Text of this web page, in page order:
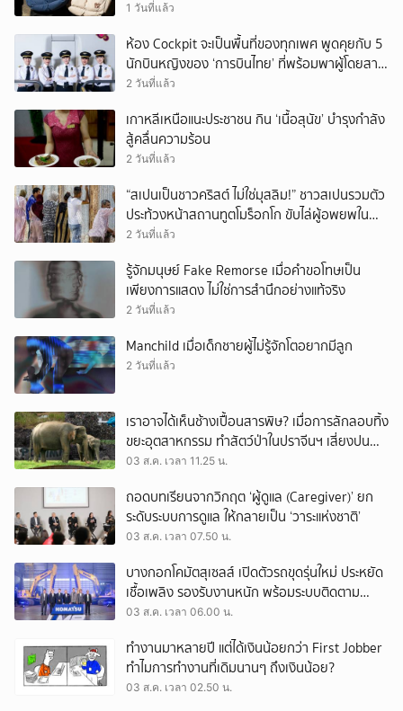
1 วันที่แล้ว
ห้อง Cockpit จะเป็นพื้นที่ของทุกเพศ พูดคุยกับ 5
นักบินหญิงของ ‘การบินไทย’ ที่พร้อมพาผู้โดยสาร
บินไปทั่วโลก
2 วันที่แล้ว
เกาหลีเหนือแนะประชาชน กิน ‘เนื้อสุนัข’ บำรุงกำลัง
สู้คลื่นความร้อน
2 วันที่แล้ว
“สเปนเป็นชาวคริสต์ ไม่ใช่มุสลิม!” ชาวสเปนรวมตัว
ประท้วงหน้าสถานทูตโมร็อกโก ขับไล่ผู้อพยพใน
เมืองเซวตาออกนอกประเทศ
2 วันที่แล้ว
รู้จักมนุษย์ Fake Remorse เมื่อคำขอโทษเป็น
เพียงการแสดง ไม่ใช่การสำนึกอย่างแท้จริง
2 วันที่แล้ว
Manchild เมื่อเด็กชายผู้ไม่รู้จักโตอยากมีลูก
2 วันที่แล้ว
เราอาจได้เห็นช้างเปื้อนสารพิษ? เมื่อการลักลอบทิ้ง
ขยะอุตสาหกรรม ทำสัตว์ป่าในปราจีนฯ เสี่ยงปน
เปื้อน
03 ส.ค. เวลา 11.25 น.
ถอดบทเรียนจากวิกฤต ‘ผู้ดูแล (Caregiver)’ ยก
ระดับระบบการดูแล ให้กลายเป็น ‘วาระแห่งชาติ’
03 ส.ค. เวลา 07.50 น.
บางกอกโคมัตสุเซลส์ เปิดตัวรถขุดรุ่นใหม่ ประหยัด
เชื้อเพลิง รองรับงานหนัก พร้อมระบบติดตาม
เครื่องจักรผ่านดาวเทียม
03 ส.ค. เวลา 06.00 น.
ทำงานมาหลายปี แต่ได้เงินน้อยกว่า First Jobber
ทำไมการทำงานที่เดิมนานๆ ถึงเงินน้อย?
03 ส.ค. เวลา 02.50 น.